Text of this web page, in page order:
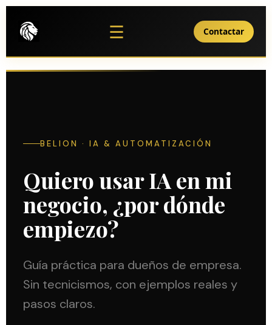
☰ Contactar
BELION · IA & AUTOMATIZACIÓN
Quiero usar IA en mi
negocio, ¿por dónde
empiezo?
Guía práctica para dueños de empresa.
Sin tecnicismos, con ejemplos reales y
pasos claros.